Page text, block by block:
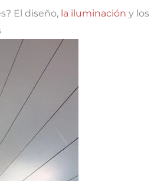
El diseño, la iluminación y los